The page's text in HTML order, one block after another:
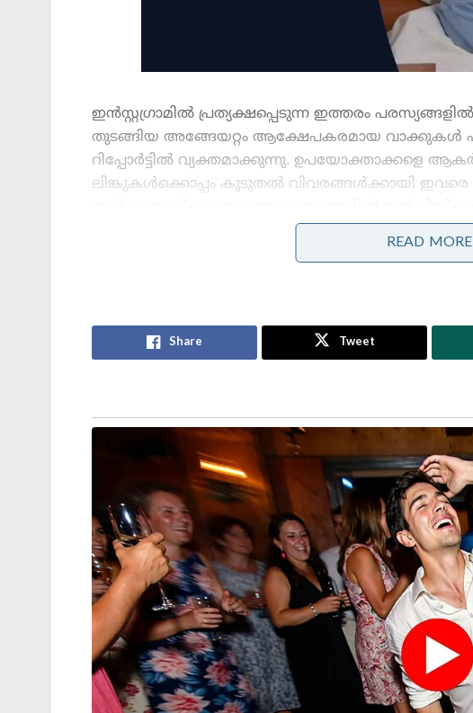
ഇൻസ്റ്റഗ്രാമിൽ പ്രത്യക്ഷപ്പെടുന്ന ഇത്തരം
തുടങ്ങിയ അങ്ങേയറ്റം ആക്ഷേപകരമായ വാക്കുകൾ
റിപ്പോർട്ടിൽ വ്യക്തമാക്കുന്നു. ഉപയോക്താക്കളെ
ലിങ്കുകൾക്കൊപ്പം കൂടുതൽ വിവരങ്ങൾക്കായി ഇവരെ
കുട്ടികളുടെ ലൈംഗികാതിക്രമ ദൃശ്യങ്ങൾ വെറും 99
ഗവേഷകർ പറയുന്നു.
ജപ്പാന്റെ എഫ്-2 പോർവിമാനങ്ങൾ
ആദ്യമായി ഇന്ത്യയിലേക്ക് ; ഇന്തോ-
പസഫിക്കിൽ പ്രതിരോധ സഹകരണം
ശക്തമാക്കാൻ തീരുമാനം
തീവ്രവാദ പ്രചാരണത്തിനെതിരെ
ശക്തമായ നടപടികളുമായി
ഫഡ്നാവിസ് ; തീവ്രനിലപാടുള്ള 114
പ്രസിദ്ധീകരണങ്ങൾ നിരോധിച്ച്
മഹാരാഷ്ട്ര സർക്കാർ
ശിക്ഷ
ഈ
മെറ്റ
ചെയ്യുകയും അക്കൗണ്ടുകൾ സസ്പെൻഡ്
സംവിധാനങ്ങൾ പൂർണ്ണമല്ലെന്നും കൂടുതൽ കർശനമായ
അറിയിച്ചിട്ടുണ്ട്. അതേസമയം, സമാനമായ
ഗ്രൂപ്പുകൾ ഈ വർഷം ഇതിനകം തന്നെ നീക്കം
READ MORE
Share Tweet